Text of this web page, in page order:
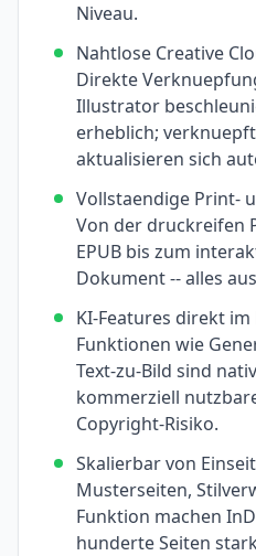
Niveau.
Nahtlose Creative
Direkte
Illustrator
erheblich;
aktualisieren sich
Vollstaendige Print-
Von der druckreifen
EPUB bis zum
Dokument -- alles
KI-Features direkt
Funktionen wie
Text-zu-Bild sind
kommerziell
Copyright-Risiko.
Skalierbar von
Musterseiten,
Funktion machen
hunderte Seiten